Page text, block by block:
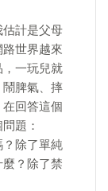
計是父母
世界越來
一玩兒就
脾氣、摔
回答這個
題：
除了單純
？除了禁